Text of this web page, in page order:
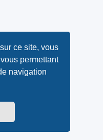
ce site, vous
permettant
navigation